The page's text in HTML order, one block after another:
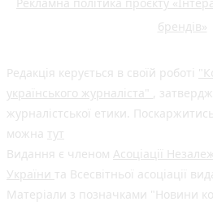
брендів»
Редакція керується в своїй роботі
українського журналіста" ,
журналістської етики. Поскаржитись
можна тут
Видання є членом Асоціації
України та Всесвітньої асоціації
Матеріали з позначками "Новини